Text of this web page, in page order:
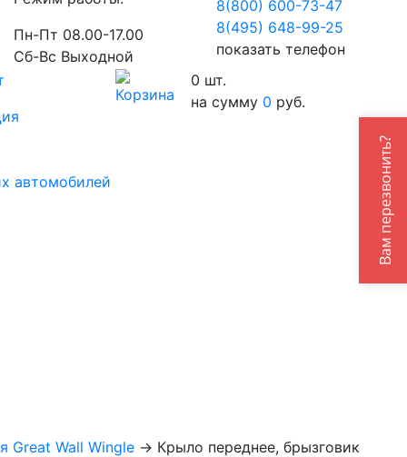
Пн-Пт 08.00-17.00
Сб-Вс Выходной
8(800) 600-73-47
8(495) 648-99-25
показать телефон
0 шт.
на сумму 0 руб.
автомобилей
Great Wall Wingle → Крыло переднее, брызговик
Вам перезвонить?